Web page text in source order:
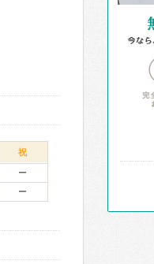
祝
ー
ー